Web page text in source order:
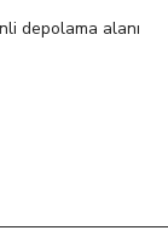
depolama alanı